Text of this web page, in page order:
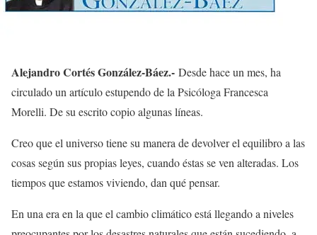
Alejandro Cortés González-Báez.- Desde hace un mes, ha
circulado un artículo estupendode la Psicóloga Francesca
Morelli. De su escrito copio algunas líneas.
Creo que el universo tiene su manera de devolver el equilibro a las
cosassegún sus propias leyes, cuando éstas se ven alteradas. Los
tiempos que estamos viviendo, dan qué pensar.
En una era en la que el cambio climático está llegando a niveles